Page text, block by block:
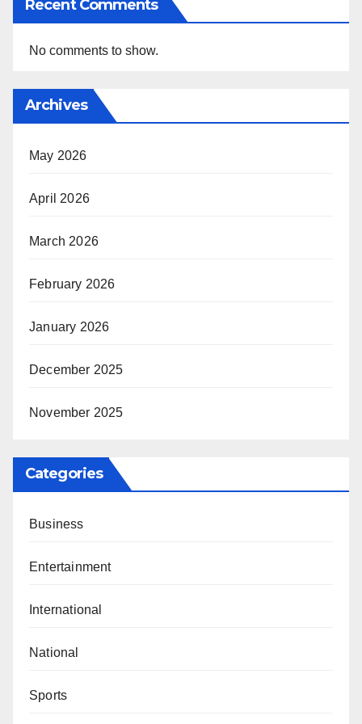
Recent Comments
No comments to show.
Archives
May 2026
April 2026
March 2026
February 2026
January 2026
December 2025
November 2025
Categories
Business
Entertainment
International
National
Sports